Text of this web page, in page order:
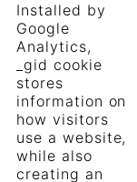
Installed by
Google
Analytics,
_gid cookie
stores
information on
how visitors
use a website,
while also
creating an